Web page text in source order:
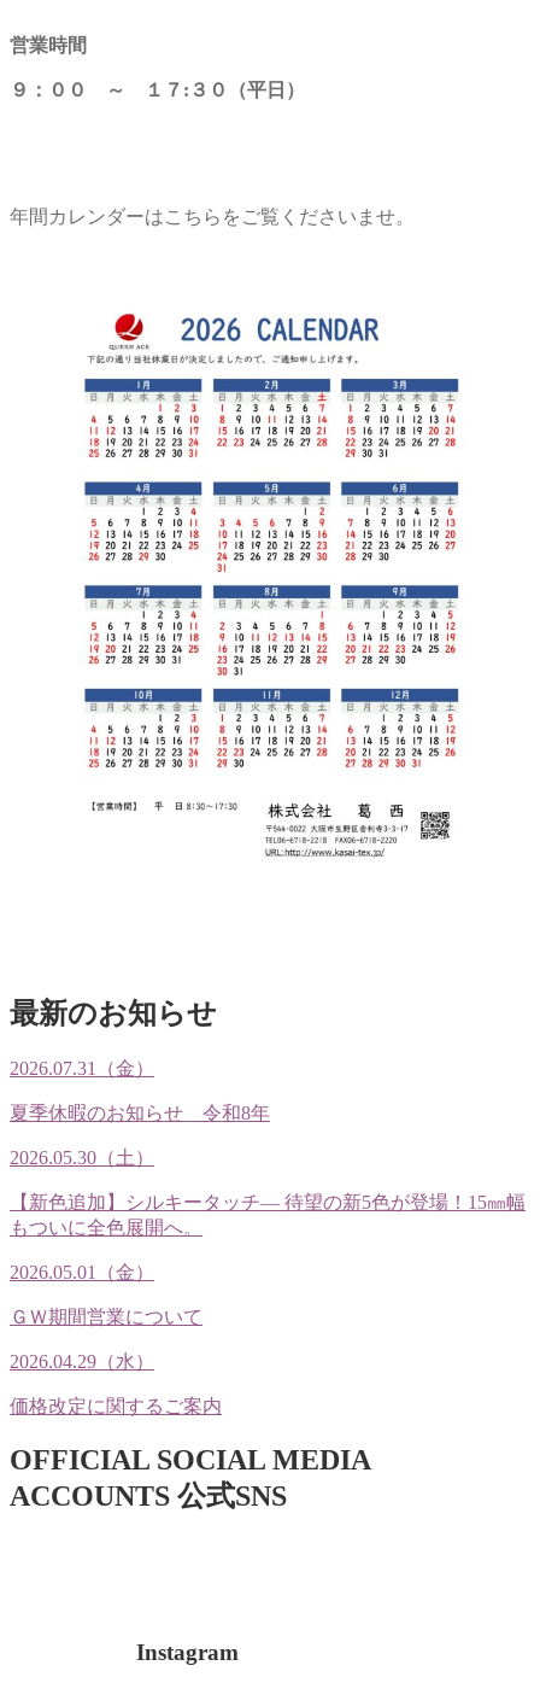
営業時間
９：００ ～ １７:３０（平日）
年間カレンダーはこちらをご覧くださいませ。
最新のお知らせ
2026.07.31（金）
夏季休暇のお知らせ 令和8年
2026.05.30（土）
【新色追加】シルキータッチ— 待望の新5色が登場！15㎜幅
もついに全色展開へ。
2026.05.01（金）
ＧＷ期間営業について
2026.04.29（水）
価格改定に関するご案内
OFFICIAL SOCIAL MEDIA
ACCOUNTS 公式SNS
Instagram